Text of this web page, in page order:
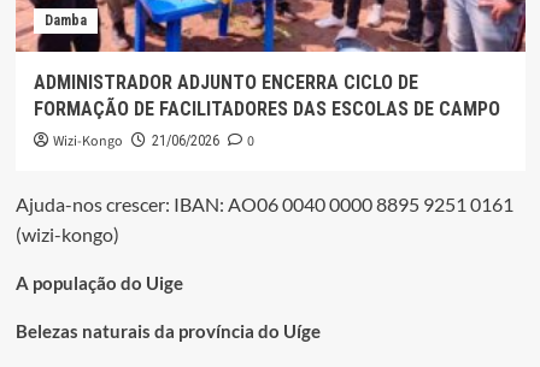
Damba
ADMINISTRADOR ADJUNTO ENCERRA CICLO DE
FORMAÇÃO DE FACILITADORES DAS ESCOLAS DE CAMPO
Wizi-Kongo 21/06/2026 0
Ajuda-nos crescer: IBAN: AO06 0040 0000 8895 9251 0161
(wizi-kongo)
A população do Uige
Belezas naturais da província do Uíge